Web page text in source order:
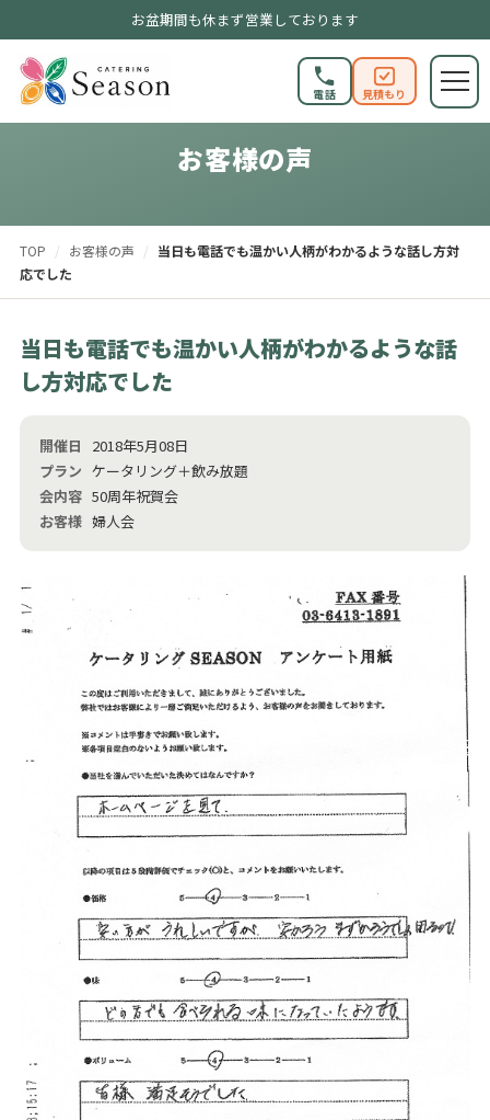
お盆期間も休まず営業しております
電話 見積もり
お客様の声
TOP / お客様の声 / 当日も電話でも温かい人柄がわかるような話し方対
応でした
当日も電話でも温かい人柄がわかるような話
し方対応でした
開催日
2018年5月08日
プラン ケータリング＋飲み放題
会内容 50周年祝賀会
お客様 婦人会